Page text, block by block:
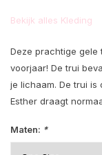
Bekijk alles Kleding
Deze prachtige
voorjaar! De trui
je lichaam. De trui is
Esther draagt
Maten: *